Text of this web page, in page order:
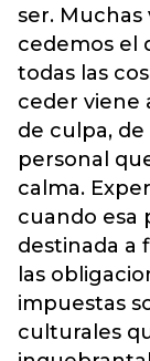
ser. Muchas
cedemos el
todas las
ceder viene
de culpa,
personal
calma.
cuando esa
destinada a
las
impuestas
culturales